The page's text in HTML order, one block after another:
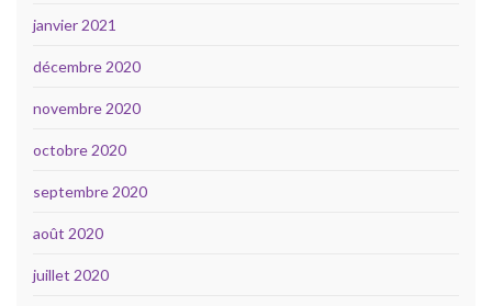
janvier 2021
décembre 2020
novembre 2020
octobre 2020
septembre 2020
août 2020
juillet 2020